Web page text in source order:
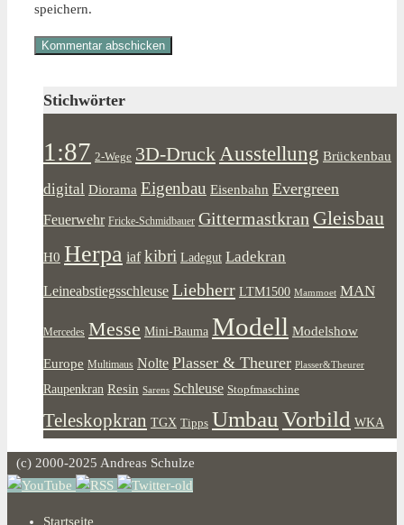
speichern.
Stichwörter
1:87 2-Wege 3D-Druck Ausstellung Brückenbau
digital Diorama Eigenbau Eisenbahn Evergreen
Feuerwehr Fricke-Schmidbauer Gittermastkran Gleisbau
H0 Herpa iaf kibri Ladegut Ladekran
Leineabstiegsschleuse Liebherr LTM1500 Mammoet MAN
Mercedes Messe Mini-Bauma Modell Modelshow
Europe Multimaus Nolte Plasser & Theurer Plasser&Theurer
Raupenkran Resin Sarens Schleuse Stopfmaschine
Teleskopkran TGX Tipps Umbau Vorbild WKA
(c) 2000-2025 Andreas Schulze
Startseite